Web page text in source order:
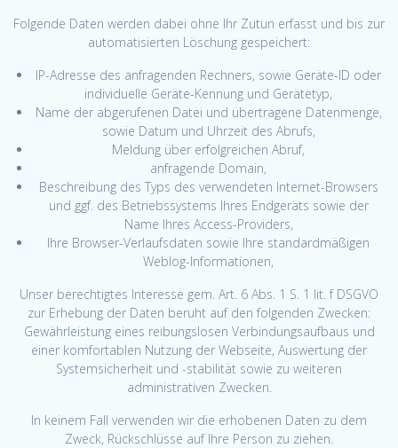
Folgende Daten werden dabei ohne Ihr Zutun erfasst und bis zur
automatisierten Löschung gespeichert:
IP-Adresse des anfragenden Rechners, sowie Geräte-ID oder
individuelle Geräte-Kennung und Gerätetyp,
Name der abgerufenen Datei und übertragene Datenmenge,
sowie Datum und Uhrzeit des Abrufs,
Meldung über erfolgreichen Abruf,
anfragende Domain,
Beschreibung des Typs des verwendeten Internet-Browsers
und ggf. des Betriebssystems Ihres Endgeräts sowie der
Name Ihres Access-Providers,
Ihre Browser-Verlaufsdaten sowie Ihre standardmäßigen
Weblog-Informationen,
Unser berechtigtes Interesse gem. Art. 6 Abs. 1 S. 1 lit. f DSGVO
zur Erhebung der Daten beruht auf den folgenden Zwecken:
Gewährleistung eines reibungslosen Verbindungsaufbaus und
einer komfortablen Nutzung der Webseite, Auswertung der
Systemsicherheit und -stabilität sowie zu weiteren
administrativen Zwecken.
In keinem Fall verwenden wir die erhobenen Daten zu dem
Zweck, Rückschlüsse auf Ihre Person zu ziehen.